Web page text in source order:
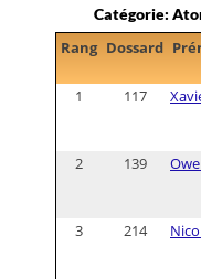
Catégorie:
Rang Dossard
1
117
2 139
3 214